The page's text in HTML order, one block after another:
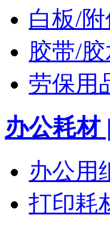
白板/
胶带/
劳保用
办公耗材
办公用
打印耗